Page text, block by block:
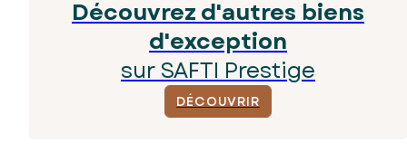
Découvrez d'autres biens
d'exception
sur SAFTI Prestige
DÉCOUVRIR